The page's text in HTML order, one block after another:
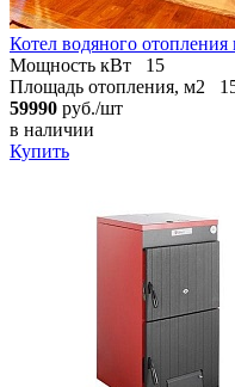
Котел водяного
Мощность кВт
15
Площадь отопления, м2
59990 руб./шт
в наличии
Купить